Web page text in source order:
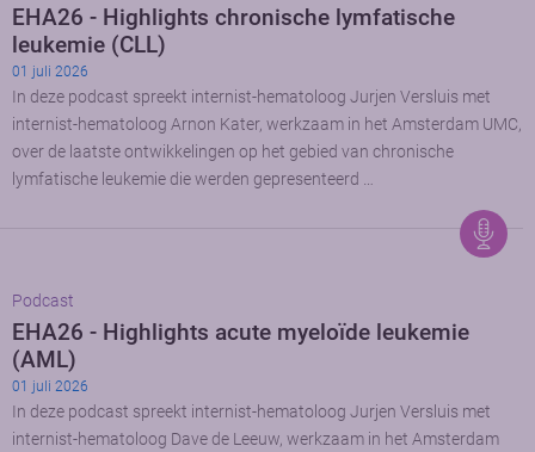
EHA26 - Highlights chronische lymfatische
leukemie (CLL)
01 juli 2026
In deze podcast spreekt internist-hematoloog Jurjen Versluis met
internist-hematoloog Arnon Kater, werkzaam in het Amsterdam UMC,
over de laatste ontwikkelingen op het gebied van chronische
lymfatische leukemie die werden gepresenteerd …
Podcast
EHA26 - Highlights acute myeloïde leukemie
(AML)
01 juli 2026
In deze podcast spreekt internist-hematoloog Jurjen Versluis met
internist-hematoloog Dave de Leeuw, werkzaam in het Amsterdam